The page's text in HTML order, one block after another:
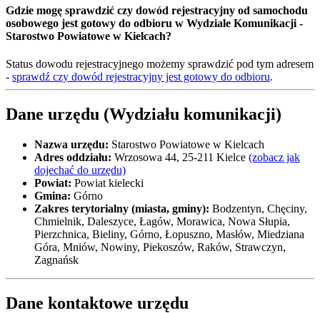
Gdzie mogę sprawdzić czy dowód rejestracyjny od samochodu
osobowego jest gotowy do odbioru w Wydziale Komunikacji -
Starostwo Powiatowe w Kielcach?
Status dowodu rejestracyjnego możemy sprawdzić pod tym adresem
- sprawdź czy dowód rejestracyjny jest gotowy do odbioru.
Dane urzędu (Wydziału komunikacji)
Nazwa urzędu: Starostwo Powiatowe w Kielcach
Adres oddziału: Wrzosowa 44, 25-211 Kielce (zobacz jak
dojechać do urzędu)
Powiat: Powiat kielecki
Gmina: Górno
Zakres terytorialny (miasta, gminy): Bodzentyn, Chęciny,
Chmielnik, Daleszyce, Łagów, Morawica, Nowa Słupia,
Pierzchnica, Bieliny, Górno, Łopuszno, Masłów, Miedziana
Góra, Mniów, Nowiny, Piekoszów, Raków, Strawczyn,
Zagnańsk
Dane kontaktowe urzędu